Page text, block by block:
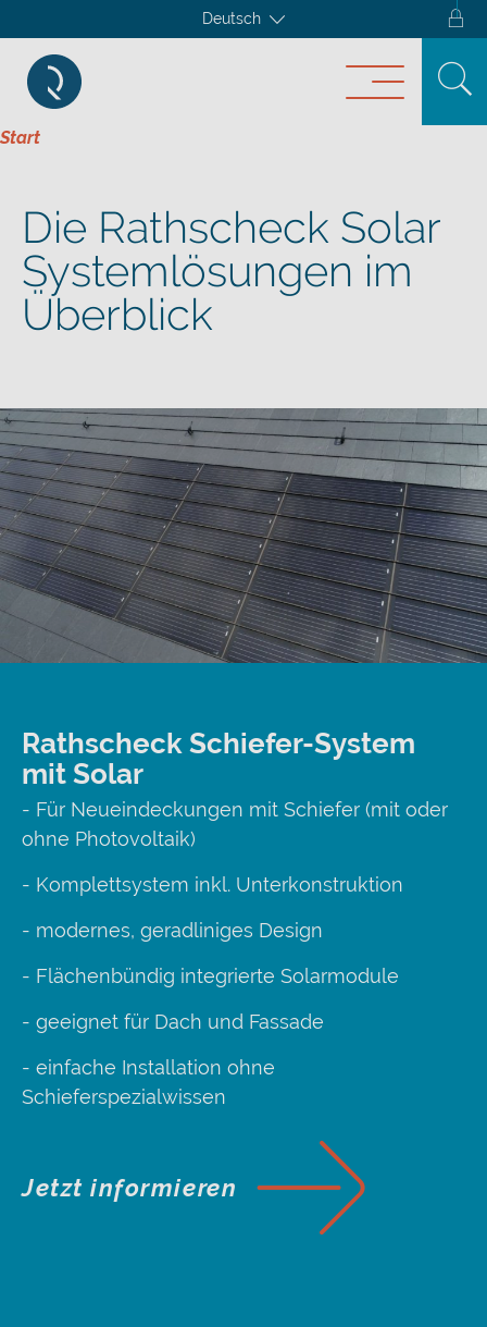
Deutsch
Start
Die Rathscheck Solar
Systemlösungen im
Überblick​​
Rathscheck Schiefer-System
mit Solar
- Für Neueindeckungen mit Schiefer (mit oder
ohne Photovoltaik)
- Komplettsystem inkl. Unterkonstruktion
- modernes, geradliniges Design
- Flächenbündig integrierte Solarmodule
- geeignet für Dach und Fassade
- einfache Installation ohne
Schieferspezialwissen
Jetzt informieren